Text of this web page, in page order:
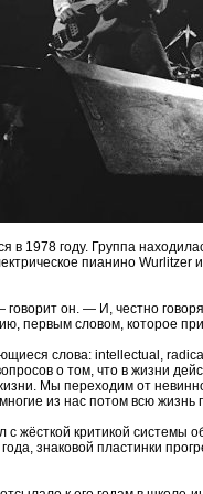
в 1978 году. Группа
пианино Wurlitzer
он. — И, честно
первым словом, которое
слова: intellectual,
о том, что в жизни
Мы переходим от
из нас потом всю жизнь
жёсткой критикой системы
знаковой пластинки